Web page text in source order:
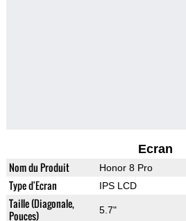
Ecran
Nom du Produit Honor 8 Pro
Type d'Ecran IPS LCD
Taille (Diagonale,
Pouces)
5.7"